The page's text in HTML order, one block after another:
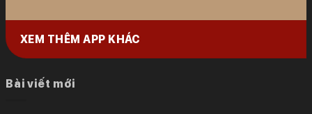
XEM THÊM APP KHÁC
Bài viết mới